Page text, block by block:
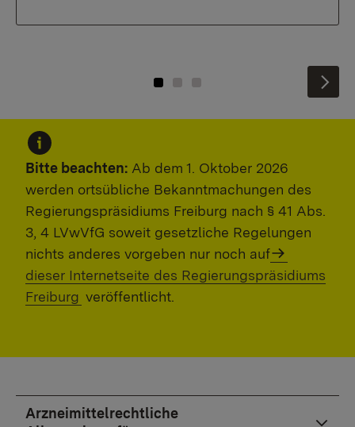
Bitte beachten: Ab dem 1. Oktober 2026
werden ortsübliche Bekanntmachungen des
Regierungspräsidiums Freiburg nach § 41 Abs.
3, 4 LVwVfG soweit gesetzliche Regelungen
nichts anderes vorgeben nur noch auf
dieser Internetseite des Regierungspräsidiums
Freiburg veröffentlicht.
Arzneimittelrechtliche